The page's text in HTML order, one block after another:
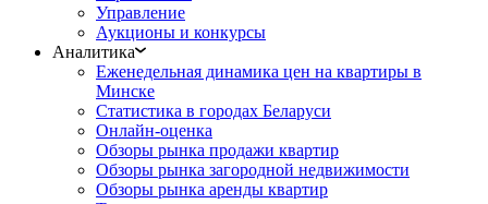
Управление
Аукционы и конкурсы
Аналитика
Еженедельная динамика цен на квартиры в
Минске
Статистика в городах Беларуси
Онлайн-оценка
Обзоры рынка продажи квартир
Обзоры рынка загородной недвижимости
Обзоры рынка аренды квартир